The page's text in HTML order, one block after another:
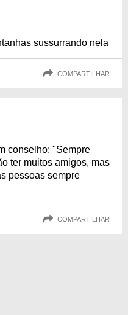
sussurrando nela
COMPARTILHAR
conselho: "Sempre
ter muitos amigos, mas
pessoas sempre
COMPARTILHAR